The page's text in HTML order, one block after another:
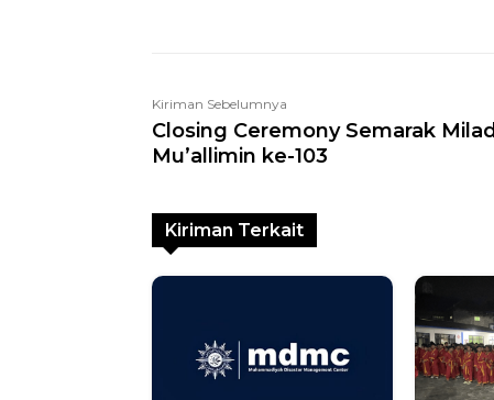
Kiriman Sebelumnya
Closing Ceremony Semarak Milad
Mu’allimin ke-103
Kiriman Terkait